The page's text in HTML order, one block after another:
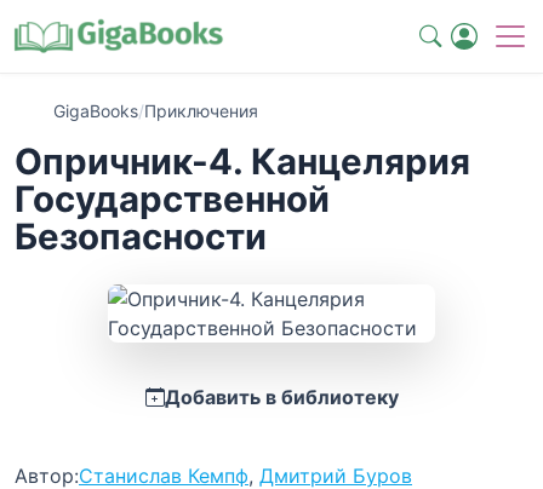
GigaBooks/Приключения
Опричник-4. Канцелярия
Государственной
Безопасности
Добавить в библиотеку
Автор:Станислав Кемпф, Дмитрий Буров